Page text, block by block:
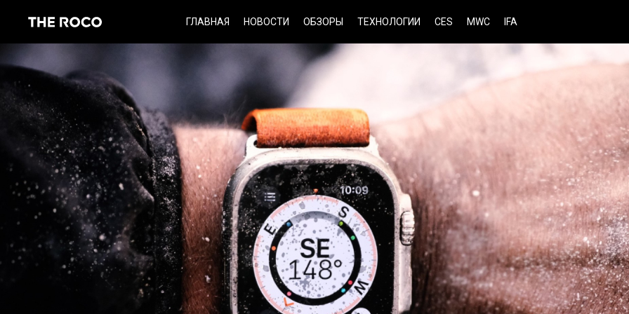
content
ГЛАВНАЯ НОВОСТИ ОБЗОРЫ ТЕХНОЛОГИИ CES MWC IFA